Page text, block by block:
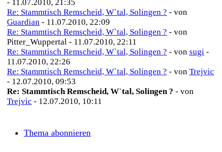
- 11.07.2010, 21:35
Re: Stammtisch Remscheid, W`tal, Solingen ? - von
Guardian - 11.07.2010, 22:09
Re: Stammtisch Remscheid, W`tal, Solingen ? - von
Pitter_Wuppertal - 11.07.2010, 22:11
Re: Stammtisch Remscheid, W`tal, Solingen ? - von sugi -
11.07.2010, 22:26
Re: Stammtisch Remscheid, W`tal, Solingen ? - von Trejvic
- 12.07.2010, 09:53
Re: Stammtisch Remscheid, W`tal, Solingen ? - von
Trejvic - 12.07.2010, 10:11
Thema abonnieren